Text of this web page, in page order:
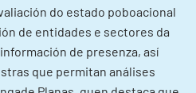
do estado poboacional
de entidades e sectores da
de presenza, así
que permitan análises